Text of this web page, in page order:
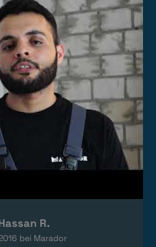
von YouTube eingebettet.
von Google.
R.
bei Marador